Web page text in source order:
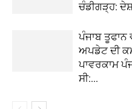
ਚੰਡੀਗੜ੍ਹ:
ਪੰਜਾਬ ਤੂਫਾਨ
ਅਪਡੇਟ ਦੀ
ਪਾਵਰਕਾਮ
ਸੀ:...